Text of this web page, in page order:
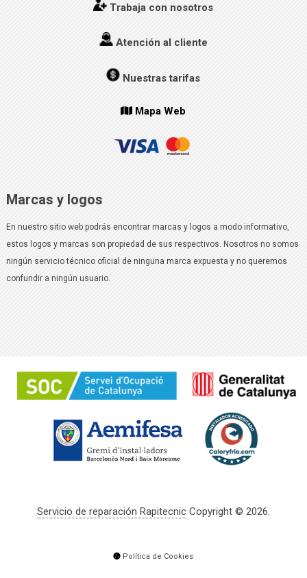
Trabaja con nosotros
Atención al cliente
Nuestras tarifas
Mapa Web
Marcas y logos
En nuestro sitio web podrás encontrar marcas y logos a modo informativo,
estos logos y marcas son propiedad de sus respectivos. Nosotros no somos
ningún servicio técnico oficial de ninguna marca expuesta y no queremos
confundir a ningún usuario.
Servicio de reparación RapitecnicCopyright © 2026.
Política de Cookies